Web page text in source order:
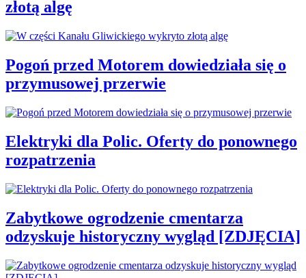
złotą algę
Pogoń przed Motorem dowiedziała się o
przymusowej przerwie
Elektryki dla Polic. Oferty do ponownego
rozpatrzenia
Zabytkowe ogrodzenie cmentarza
odzyskuje historyczny wygląd [ZDJĘCIA]